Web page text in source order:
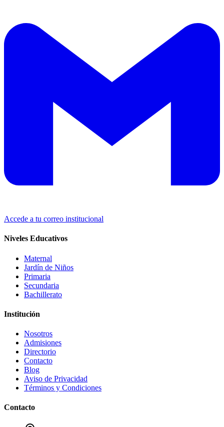
Accede a tu correo institucional
Niveles Educativos
Maternal
Jardín de Niños
Primaria
Secundaria
Bachillerato
Institución
Nosotros
Admisiones
Directorio
Contacto
Blog
Aviso de Privacidad
Términos y Condiciones
Contacto